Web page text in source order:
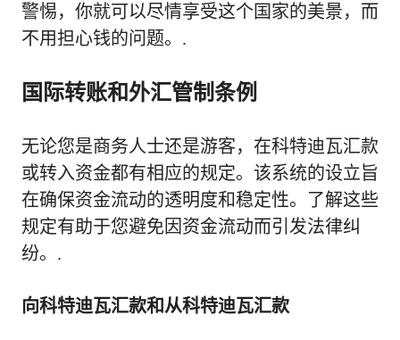
警惕，你就可以尽情享受这个国家的美景，而
不用担心钱的问题。.
国际转账和外汇管制条例
无论您是商务人士还是游客，在科特迪瓦汇款
或转入资金都有相应的规定。该系统的设立旨
在确保资金流动的透明度和稳定性。了解这些
规定有助于您避免因资金流动而引发法律纠
纷。.
向科特迪瓦汇款和从科特迪瓦汇款